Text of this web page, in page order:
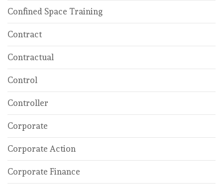
Confined Space Training
Contract
Contractual
Control
Controller
Corporate
Corporate Action
Corporate Finance